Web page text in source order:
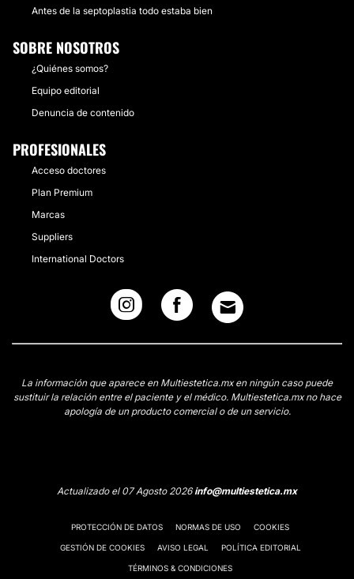
Antes de la septoplastia todo estaba bien
SOBRE NOSOTROS
¿Quiénes somos?
Equipo editorial
Denuncia de contenido
PROFESIONALES
Acceso doctores
Plan Premium
Marcas
Suppliers
International Doctors
La información que aparece en Multiestetica.mx en ningún caso puede
sustituir la relación entre el paciente y el médico. Multiestetica.mx no hace
apología de un producto comercial o de un servicio.
Actualizado el 07 Agosto 2026info@multiestetica.mx
PROTECCIÓN DE DATOS NORMAS DE USO COOKIES
GESTIÓN DE COOKIES AVISO LEGAL POLÍTICA EDITORIAL
TÉRMINOS & CONDICIONES